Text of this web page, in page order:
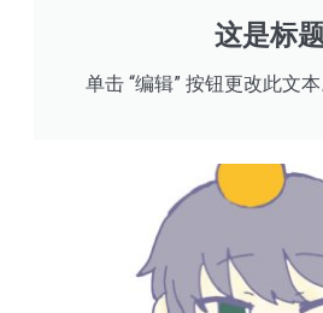
这是标
单击 “编辑” 按钮更改此文